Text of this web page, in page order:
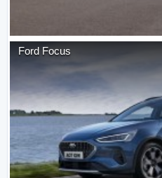
Ford Focus